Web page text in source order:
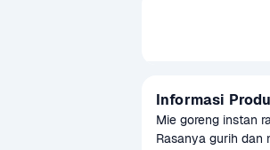
Informasi
Mie goreng instan
Rasanya gurih dan